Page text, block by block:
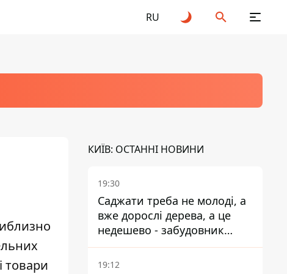
RU
товари
КИЇВ: ОСТАННІ НОВИНИ
19:30
Саджати треба не молоді, а
вже дорослі дерева, а це
недешево - забудовник
Ніконов
19:12